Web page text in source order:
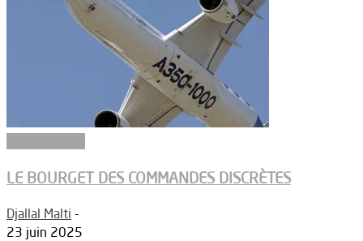
LE BOURGET DES COMMANDES DISCRÈTES
Djallal Malti -
23 juin 2025